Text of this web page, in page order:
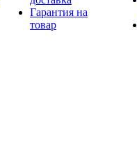
Гарантия на
товар